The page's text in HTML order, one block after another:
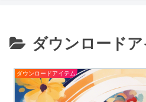
ダウンロード
ダウンロードアイテム